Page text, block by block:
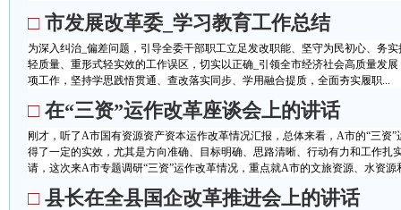
□ 市发展改革委_学习教育工作总结
为深入纠治_偏差问题，引导全委干部职工立足发改职能、坚守为民初心、务
轻质量、重形式轻实效的工作误区，切实以正确_引领全市经济社会高质量发
项工作，坚持学思践悟贯通、查改落实同步、学用融合提质，全面夯实履职...
□ 在“三资”运作改革座谈会上的讲话
刚才，听了A市国有资源资产资本运作改革情况汇报，总体来看，A市的“三资
得了一定的实效，尤其是方向准确、目标明确、思路清晰、行动有力和工作扎
请，这次来A市专题调研“三资”运作改革情况，重点就A市的文旅资源、水资源
□ 县长在全县国企改革推进会上的讲话